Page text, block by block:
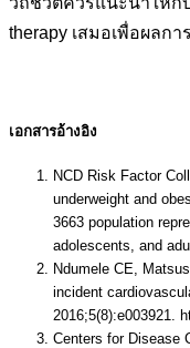
therapy เสมอเพื่อผลก
เอกสารอ้างอิง
NCD Risk Factor
underweight and
3663 population
adolescents, and
Ndumele CE,
incident
2016;5(8):e003921.
Centers for Disease